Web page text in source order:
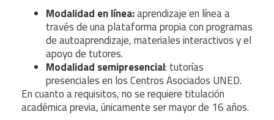
Modalidad en línea:aprendizaje en línea a
través de una plataforma propia con programas
de autoaprendizaje, materiales interactivos y el
apoyo de tutores.
Modalidad semipresencial: tutorías
presenciales en los Centros Asociados UNED.
En cuanto a requisitos, no se requiere titulación
académica previa, únicamente ser mayor de 16 años.